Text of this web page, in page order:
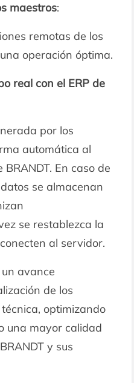
maestros:
remotas de los
operación óptima.
real con el ERP de
por los
automática al
BRANDT. En caso de
se almacenan
se restablezca la
al servidor.
avance
de los
optimizando
una mayor calidad
y sus